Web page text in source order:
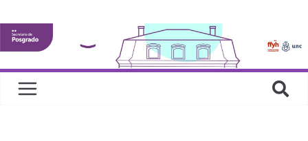
Curso de posgrado. Inglés. “Nivel 1”
Curso de doctorado “Mirar, juzgar, sentir”